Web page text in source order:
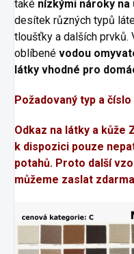
také nízkými nároky na
desítek různých typů
tloušťky a dalších prvků.
oblíbené vodou
látky vhodné pro
Požadovaný typ a
Odkaz na látky a kůže
k dispozici pouze
potahů. Proto další
můžeme zaslat